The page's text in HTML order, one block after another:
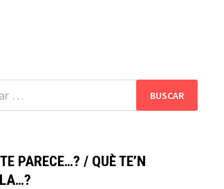
PARECE…? / QUÈ TE’N